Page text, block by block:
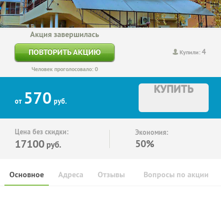
Купили:4
Акция завершилась
ПОВТОРИТЬ АКЦИЮ
Человек проголосовало: 0
от 570 руб.
КУПИТЬ
Цена без скидки:
17100 руб.
Экономия:
50%
Основное Отзывы Вопросы по акции
Адреса